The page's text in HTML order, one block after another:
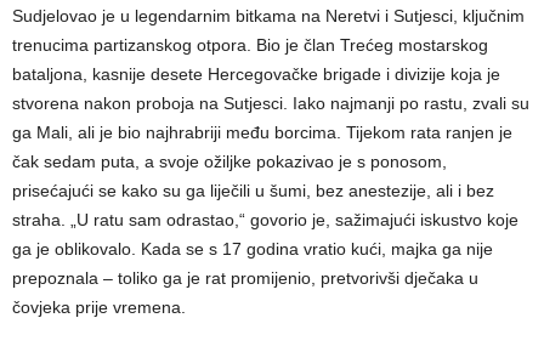
Sudjelovao je u legendarnim bitkama na Neretvi i Sutjesci, ključnim
trenucima partizanskog otpora. Bio je član Trećeg mostarskog
bataljona, kasnije desete Hercegovačke brigade i divizije koja je
stvorena nakon proboja na Sutjesci. Iako najmanji po rastu, zvali su
ga Mali, ali je bio najhrabriji među borcima. Tijekom rata ranjen je
čak sedam puta, a svoje ožiljke pokazivao je s ponosom,
prisećajući se kako su ga liječili u šumi, bez anestezije, ali i bez
straha. „U ratu sam odrastao,“ govorio je, sažimajući iskustvo koje
ga je oblikovalo. Kada se s 17 godina vratio kući, majka ga nije
prepoznala – toliko ga je rat promijenio, pretvorivši dječaka u
čovjeka prije vremena.